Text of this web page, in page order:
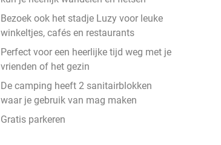
Bezoek ook het stadje Luzy voor leuke
winkeltjes, cafés en restaurants
Perfect voor een heerlijke tijd weg met je
vrienden of het gezin
De camping heeft 2 sanitairblokken
waar je gebruik van mag maken
Gratis parkeren